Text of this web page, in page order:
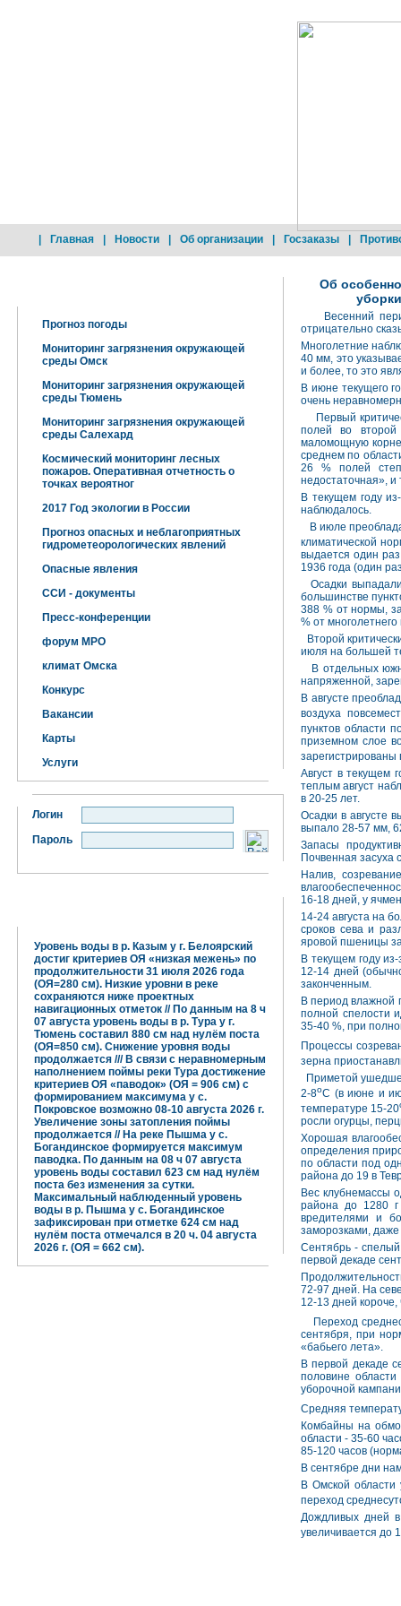
Главная Новости Об организации Госзаказы
Прогноз погоды
Мониторинг загрязнения окружающей
среды Омск
Мониторинг загрязнения окружающей
среды Тюмень
Мониторинг загрязнения окружающей
среды Салехард
Космический мониторинг лесных
пожаров. Оперативная отчетность о
точках вероятног
2017 Год экологии в России
Прогноз опасных и неблагоприятных
гидрометеорологических явлений
Опасные явления
ССИ - документы
Пресс-конференции
форум МРО
климат Омска
Конкурс
Вакансии
Карты
Услуги
Логин
Пароль
Уровень воды в р. Казым у г. Белоярский
достиг критериев ОЯ «низкая межень» по
продолжительности 31 июля 2026 года
(ОЯ=280 см). Низкие уровни в реке
сохраняются ниже проектных
навигационных отметок // По данным на 8 ч
07 августа уровень воды в р. Тура у г.
Тюмень составил 880 см над нулём поста
(ОЯ=850 см). Снижение уровня воды
продолжается /// В связи с неравномерным
наполнением поймы реки Тура достижение
критериев ОЯ «паводок» (ОЯ = 906 см) с
формированием максимума у с.
Покровское возможно 08-10 августа 2026 г.
Увеличение зоны затопления поймы
продолжается // На реке Пышма у с.
Богандинское формируется максимум
паводка. По данным на 08 ч 07 августа
уровень воды составил 623 см над нулём
поста без изменения за сутки.
Максимальный наблюденный уровень
воды в р. Пышма у с. Богандинское
зафиксирован при отметке 624 см над
нулём поста отмечался в 20 ч. 04 августа
2026 г. (ОЯ = 662 см).
Об
Весенний
отрицательно
Многолетние
40 мм, это
и более, то это
В июне текущего
очень
Первый
полей во
маломощную
среднем по
26 % полей
недостаточная», и
В текущем году
наблюдалось.
В июле
климатической
выдается один
1936 года (один
Осадки
большинстве
388 % от нормы,
% от
Второй
июля на большей
В отдельных
напряженной,
В августе
воздуха
пунктов области
приземном слое
Август в текущем
теплым август
в 20-25 лет.
Осадки в августе
выпало 28-57 мм,
Запасы
Почвенная засуха
Налив,
16-18 дней, у
14-24 августа на
сроков сева и
яровой пшеницы
В текущем году
12-14 дней
законченным.
В период влажной
полной спелости
35-40 %, при
Процессы
зерна
Приметой
2-8оС (в июне и
температуре 15-20
росли огурцы,
Хорошая
определения
по области под
района до 19 в
Вес клубнемассы
района до 1280
вредителями и
заморозками,
Сентябрь - спелый
первой декаде
72-97 дней. На
12-13 дней
Переход
сентября, при
«бабьего лета».
В первой декаде
половине
уборочной
Средняя
Комбайны на
области - 35-60
85-120 часов
В сентябре дни
В Омской области
переход
Дождливых дней
увеличивается до